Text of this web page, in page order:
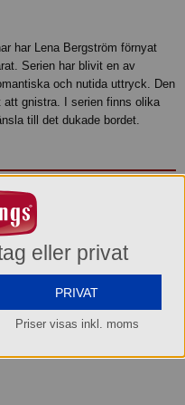
har Lena Bergström förnyat
Serien har blivit en av
och nutida uttryck. Den
att gnistra. I serien finns olika
till det dukade bordet.
eller privat
PRIVAT
Priser visas inkl. moms